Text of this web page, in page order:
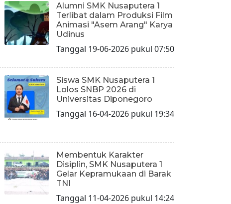
Alumni SMK Nusaputera 1
Terlibat dalam Produksi Film
Animasi "Asem Arang" Karya
Udinus
Tanggal 19-06-2026 pukul 07:50
Siswa SMK Nusaputera 1
Lolos SNBP 2026 di
Universitas Diponegoro
Tanggal 16-04-2026 pukul 19:34
Membentuk Karakter
Disiplin, SMK Nusaputera 1
Gelar Kepramukaan di Barak
TNI
Tanggal 11-04-2026 pukul 14:24